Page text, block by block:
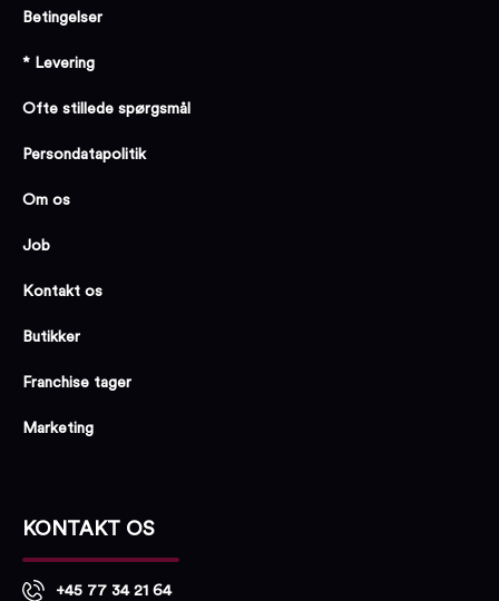
Betingelser
* Levering
Ofte stillede spørgsmål
Persondatapolitik
Om os
Job
Kontakt os
Butikker
Franchise tager
Marketing
KONTAKT OS
+45 77 34 21 64